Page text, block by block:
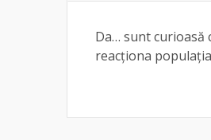
Da… sunt curioasă
reacționa populația